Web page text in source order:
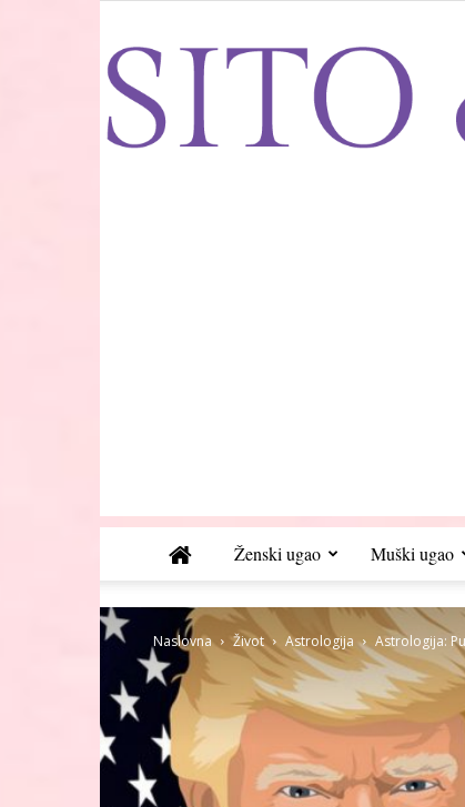
Ženski ugao Muški ugao
Naslovna Život Astrologija Astrologija: